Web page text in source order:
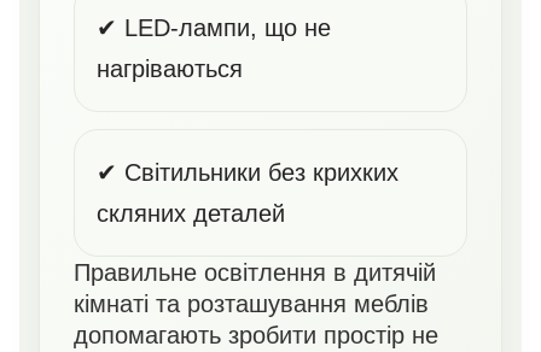
✔ LED-лампи, що не
нагріваються
✔ Світильники без крихких
скляних деталей
Правильне освітлення в дитячій
кімнаті та розташування меблів
допомагають зробити простір не